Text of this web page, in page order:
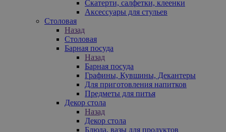
Скатерти, салфетки, клеенки
Аксессуары для стульев
Столовая
Назад
Столовая
Барная посуда
Назад
Барная посуда
Графины, Кувшины, Декантеры
Для приготовления напитков
Предметы для питья
Декор стола
Назад
Декор стола
Блюда, вазы для продуктов